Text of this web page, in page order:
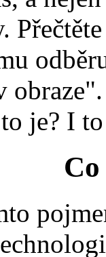
to je? I